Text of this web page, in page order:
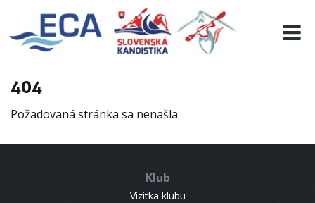
404
Požadovaná stránka sa nenašla
Klub
Vizitka klubu
EURO 19
INFO
RESULTS
CONTACT